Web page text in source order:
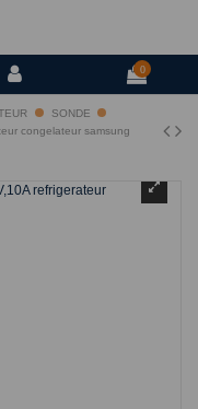
0
SONDE
congelateur samsung